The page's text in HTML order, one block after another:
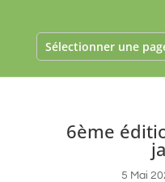
Sélectionner une
6ème
5 Mai